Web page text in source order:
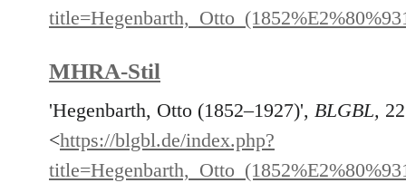
MHRA-Stil
'Hegenbarth, Otto (1852–1927)', BLGBL,
<https://blgbl.de/index.php?